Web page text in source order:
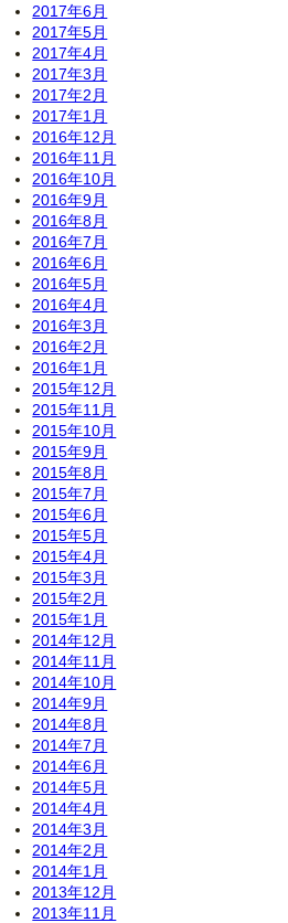
2017年6月
2017年5月
2017年4月
2017年3月
2017年2月
2017年1月
2016年12月
2016年11月
2016年10月
2016年9月
2016年8月
2016年7月
2016年6月
2016年5月
2016年4月
2016年3月
2016年2月
2016年1月
2015年12月
2015年11月
2015年10月
2015年9月
2015年8月
2015年7月
2015年6月
2015年5月
2015年4月
2015年3月
2015年2月
2015年1月
2014年12月
2014年11月
2014年10月
2014年9月
2014年8月
2014年7月
2014年6月
2014年5月
2014年4月
2014年3月
2014年2月
2014年1月
2013年12月
2013年11月